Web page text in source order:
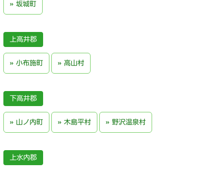
坂城町
上高井郡
小布施町 高山村
下高井郡
山ノ内町 木島平村 野沢温泉村
上水内郡